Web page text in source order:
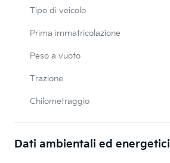
Tipo di veicolo
Prima immatricolazione
Peso a vuoto
Trazione
Chilometraggio
Dati ambientali ed energetici